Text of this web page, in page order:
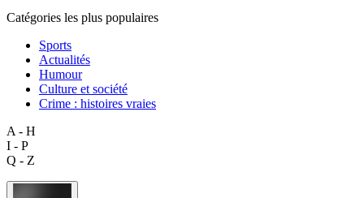
Catégories les plus populaires
Sports
Actualités
Humour
Culture et société
Crime : histoires vraies
A - H
I - P
Q - Z